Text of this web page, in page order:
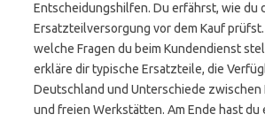
Entscheidungshilfen. Du erfährst, wie du
Ersatzteilversorgung vor dem Kauf
welche Fragen du beim Kundendienst
erkläre dir typische Ersatzteile, die
Deutschland und Unterschiede
und freien Werkstätten. Am Ende hast du